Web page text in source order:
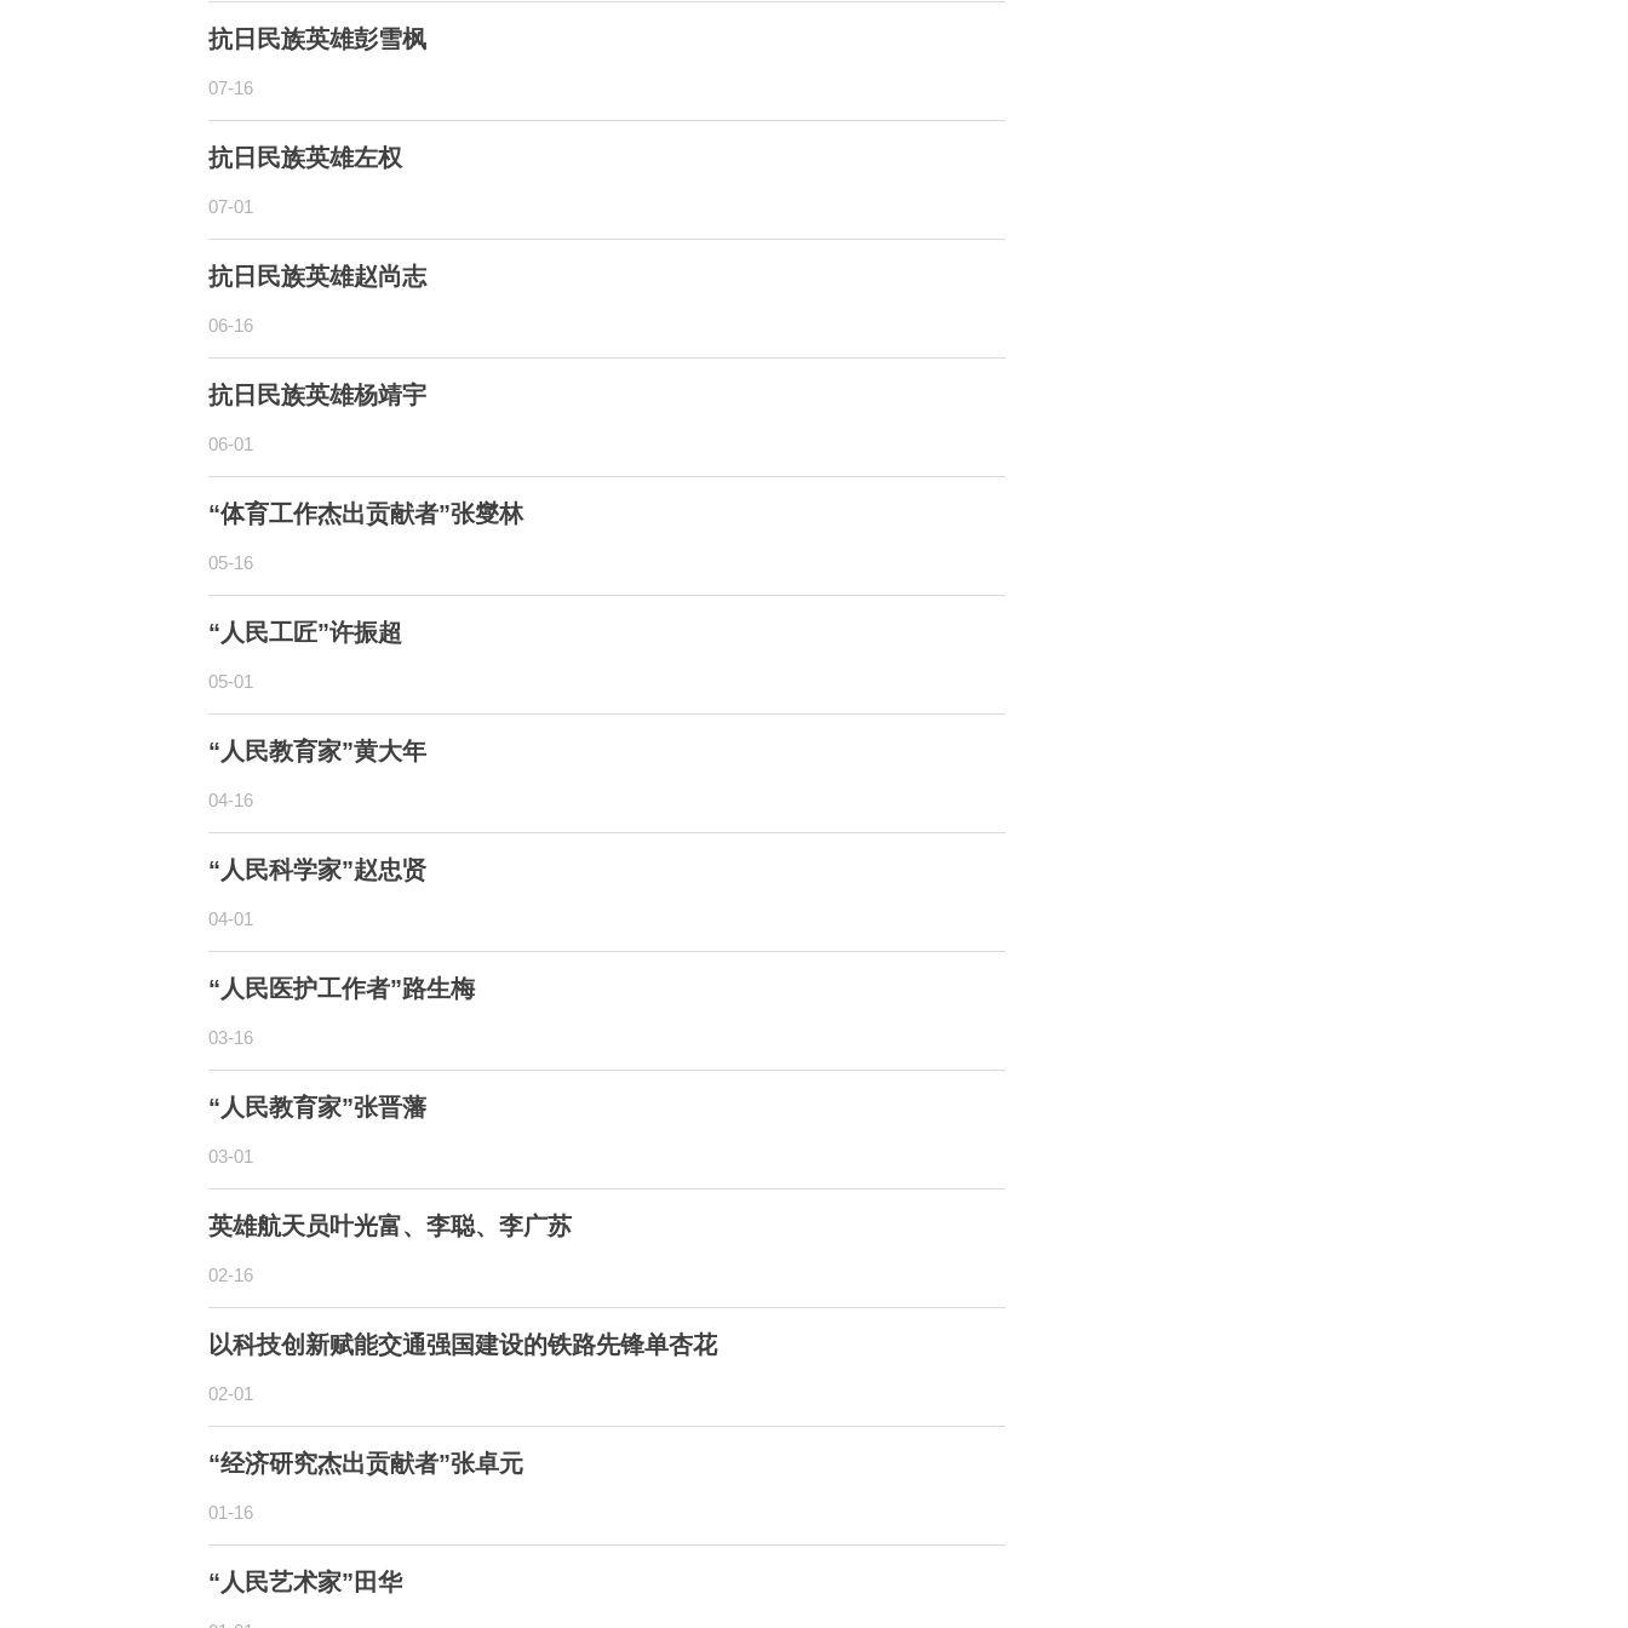
抗日民族英雄彭雪枫
07-16
抗日民族英雄左权
07-01
抗日民族英雄赵尚志
06-16
抗日民族英雄杨靖宇
06-01
“体育工作杰出贡献者”张燮林
05-16
“人民工匠”许振超
05-01
“人民教育家”黄大年
04-16
“人民科学家”赵忠贤
04-01
“人民医护工作者”路生梅
03-16
“人民教育家”张晋藩
03-01
英雄航天员叶光富、李聪、李广苏
02-16
以科技创新赋能交通强国建设的铁路先锋单杏花
02-01
“经济研究杰出贡献者”张卓元
01-16
“人民艺术家”田华